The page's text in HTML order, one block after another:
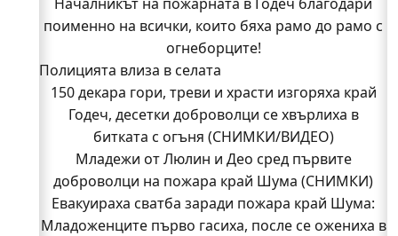
Началникът на пожарната в Годеч благодари
поименно на всички, които бяха рамо до рамо с
огнеборците!
150 декара гори, треви и храсти изгоряха край
Годеч, десетки доброволци се хвърлиха в
битката с огъня (СНИМКИ/ВИДЕО)
Полицията влиза в селата
Възможни са прекъсвания на тока утре в части
от община Годеч
Какво накара Яна и Станимир да изберат Годеч
поименно на всички, които бяха рамо до рамо с
огнеборците!
Полицията влиза в селата
150 декара гори, треви и храсти изгоряха край
Годеч, десетки доброволци се хвърлиха в
битката с огъня (СНИМКИ/ВИДЕО)
Младежи от Люлин и Део сред първите
доброволци на пожара край Шума (СНИМКИ)
Евакуираха сватба заради пожара край Шума:
Младоженците първо гасиха, после се ожениха в